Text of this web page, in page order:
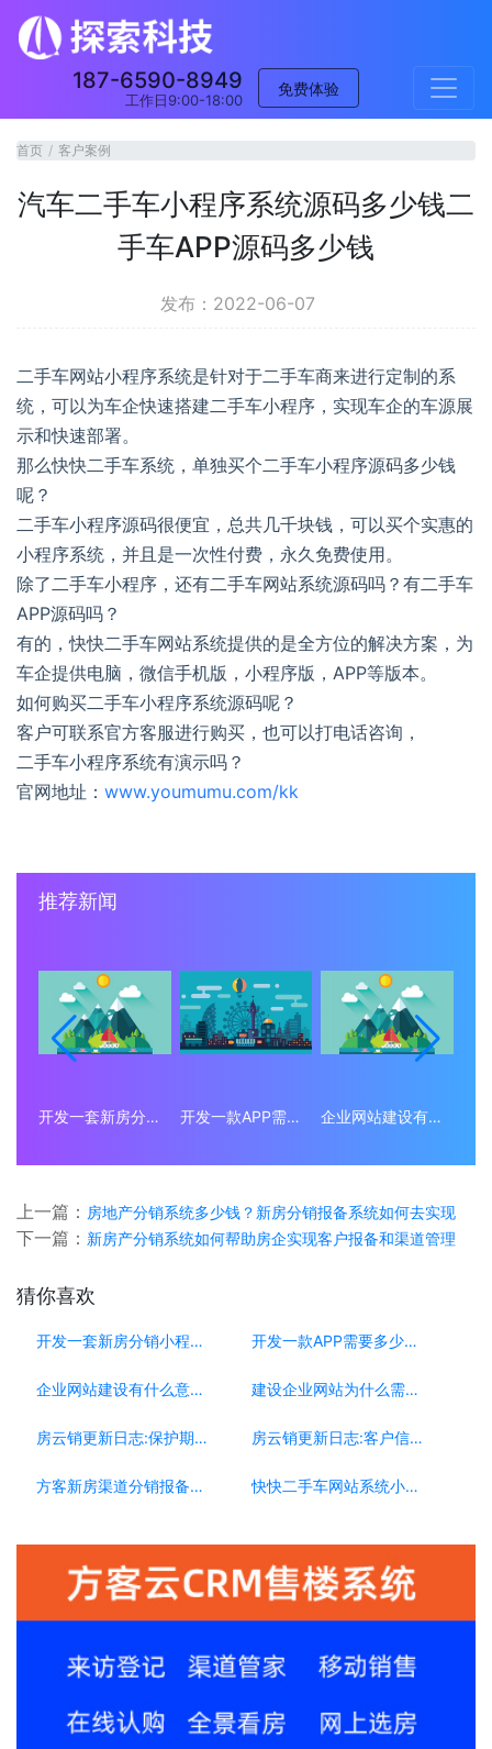
187-6590-8949
工作日9:00-18:00
免费体验
首页 客户案例
汽车二手车小程序系统源码多少钱二
手车APP源码多少钱
发布：2022-06-07
二手车网站小程序系统是针对于二手车商来进行定制的系
统，可以为车企快速搭建二手车小程序，实现车企的车源展
示和快速部署。
那么快快二手车系统，单独买个二手车小程序源码多少钱
呢？
二手车小程序源码很便宜，总共几千块钱，可以买个实惠的
小程序系统，并且是一次性付费，永久免费使用。
除了二手车小程序，还有二手车网站系统源码吗？有二手车
APP源码吗？
有的，快快二手车网站系统提供的是全方位的解决方案，为
车企提供电脑，微信手机版，小程序版，APP等版本。
如何购买二手车小程序系统源码呢？
客户可联系官方客服进行购买，也可以打电话咨询，
二手车小程序系统有演示吗？
官网地址： www.youmumu.com/kk
推荐新闻
开发一套新房分销小程序系统要多少钱？ 开发一款APP需要多少钱？ 企业网站建设有什么意义？为什么要做企业网站？
上一篇： 房地产分销系统多少钱？新房分销报备系统如何去实现
下一篇： 新房产分销系统如何帮助房企实现客户报备和渠道管理
猜你喜欢
开发一套新房分销小程序系统要多少钱？ 开发一款APP需要多少钱？
企业网站建设有什么意义？为什么要做企业网站？ 建设企业网站为什么需要移动端？
房云销更新日志:保护期更新[0223] 房云销更新日志:客户信息复制[0304]
方客新房渠道分销报备系统，渠道公司的必选系统 快快二手车网站系统小程序，如何助力车商搭建自己平台